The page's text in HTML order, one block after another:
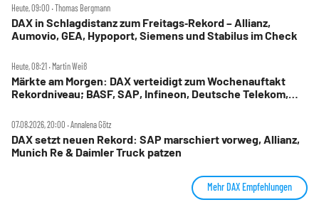
Heute, 09:00 ‧ Thomas Bergmann
DAX in Schlagdistanz zum Freitags‑Rekord – Allianz,
Aumovio, GEA, Hypoport, Siemens und Stabilus im Check
Heute, 08:21 ‧ Martin Weiß
Märkte am Morgen: DAX verteidigt zum Wochenauftakt
Rekordniveau; BASF, SAP, Infineon, Deutsche Telekom,
07.08.2026, 20:00 ‧ Annalena Götz
DAX setzt neuen Rekord: SAP marschiert vorweg, Allianz,
Munich Re & Daimler Truck patzen
Mehr DAX Empfehlungen